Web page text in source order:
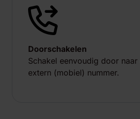
Doorschakelen
Schakel eenvoudig door
extern (mobiel) nummer.